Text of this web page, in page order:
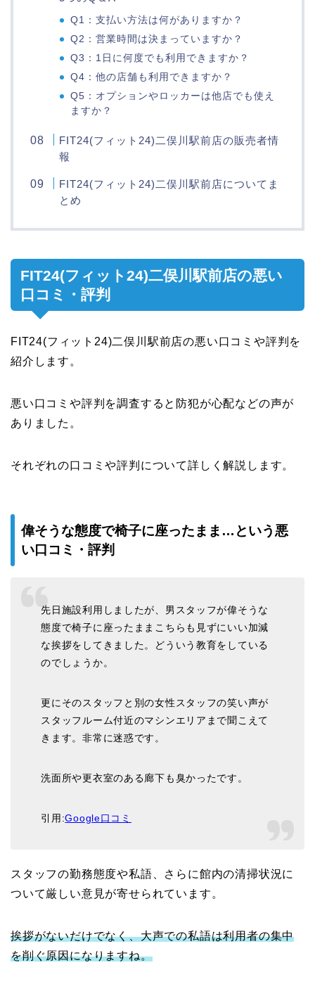
Q1：支払い方法は何がありますか？
Q2：営業時間は決まっていますか？
Q3：1日に何度でも利用できますか？
Q4：他の店舗も利用できますか？
Q5：オプションやロッカーは他店でも使え
ますか？
FIT24(フィット24)二俣川駅前店の販売者情
報
FIT24(フィット24)二俣川駅前店についてま
とめ
FIT24(フィット24)二俣川駅前店の悪い
口コミ・評判
FIT24(フィット24)二俣川駅前店の悪い口コミや評判を
紹介します。
悪い口コミや評判を調査すると防犯が心配などの声が
ありました。
それぞれの口コミや評判について詳しく解説します。
偉そうな態度で椅子に座ったまま…という悪
い口コミ・評判
先日施設利用しましたが、男スタッフが偉そうな
態度で椅子に座ったままこちらも見ずにいい加減
な挨拶をしてきました。どういう教育をしている
のでしょうか。
更にそのスタッフと別の女性スタッフの笑い声が
スタッフルーム付近のマシンエリアまで聞こえて
きます。非常に迷惑です。
洗面所や更衣室のある廊下も臭かったです。
引用:Google口コミ
スタッフの勤務態度や私語、さらに館内の清掃状況に
ついて厳しい意見が寄せられています。
挨拶がないだけでなく、大声での私語は利用者の集中
を削ぐ原因になりますね。